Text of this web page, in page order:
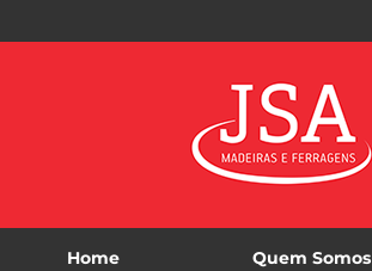
Home Quem Somos